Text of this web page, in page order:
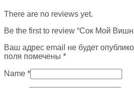
There are no reviews yet.
Be the first to review “Сок Мой
Ваш адрес email не будет
поля помечены *
Name *